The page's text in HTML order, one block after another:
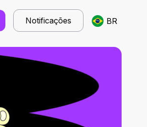
Notificações BR